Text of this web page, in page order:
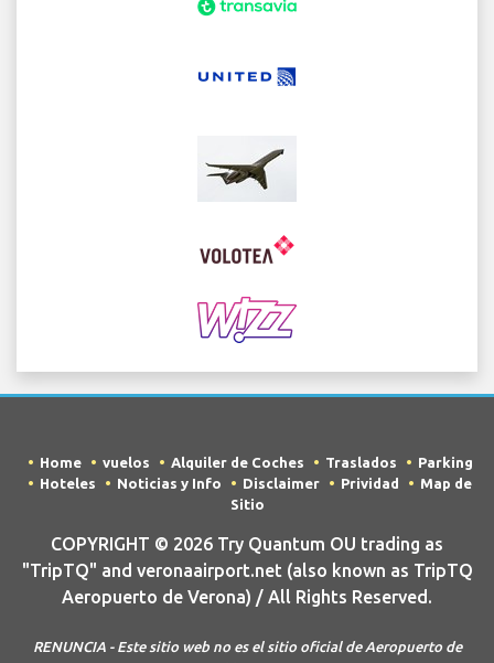
Home vuelos Alquiler de Coches Traslados
Parking
Hoteles
Noticias y Info Disclaimer Prividad
Map de
Sitio
COPYRIGHT © 2026 Try Quantum OU trading as
"TripTQ" and veronaairport.net (also known as TripTQ
Aeropuerto de Verona) / All Rights Reserved.
RENUNCIA - Este sitio web no es el sitio oficial de Aeropuerto de